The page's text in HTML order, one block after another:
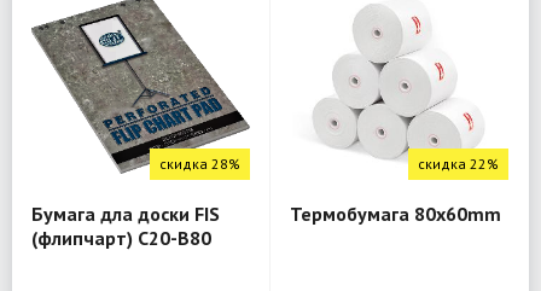
скидка 28%
Бумага дла доски FIS
(флипчарт) C20-B80
скидка 22%
Термобумага 80x60mm